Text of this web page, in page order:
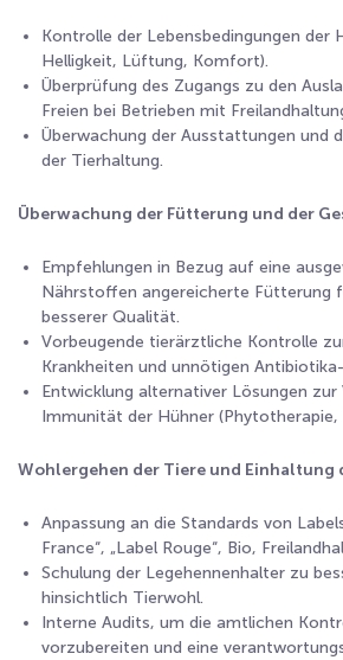
Kontrolle der Lebensbedingungen der
Helligkeit, Lüftung, Komfort).
Überprüfung des Zugangs zu den
Freien bei Betrieben mit
Überwachung der Ausstattungen und
der Tierhaltung.
Überwachung der Fütterung und der
Empfehlungen in Bezug auf eine
Nährstoffen angereicherte Fütterung
besserer Qualität.
Vorbeugende tierärztliche Kontrolle
Krankheiten und unnötigen
Entwicklung alternativer Lösungen zur
Immunität der Hühner (Phytotherapie,
Wohlergehen der Tiere und Einhaltung
Anpassung an die Standards von
France“, „Label Rouge“, Bio,
Schulung der Legehennenhalter zu
hinsichtlich Tierwohl.
Interne Audits, um die amtlichen
vorzubereiten und eine